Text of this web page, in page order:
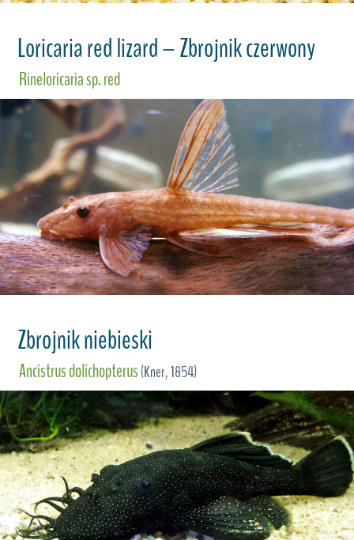
Loricaria red lizard – Zbrojnik czerwony
Rineloricaria sp. red
Zbrojnik niebieski
Ancistrus dolichopterus(Kner, 1854)